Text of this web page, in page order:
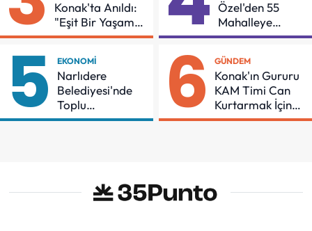
Konak'ta Anıldı:
"Eşit Bir Yaşam
İçin Mücadeleyi
Özel'den 55
Mahalleye
Çocuk Şenliği
5 EKONOMI
Narlıdere
Belediyesi'nde
Toplu
Sözleşmeye
6 GÜNDEM
Konak'ın Gururu
KAM Timi Can
Kurtarmak İçin
Demir Aldı